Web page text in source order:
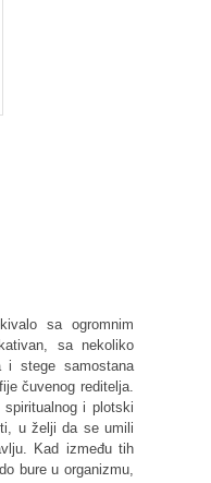
sa ogromnim
sa nekoliko
i stege samostana
čuvenog reditelja.
i plotski
u želji da se umili
Kad između tih
bure u organizmu,